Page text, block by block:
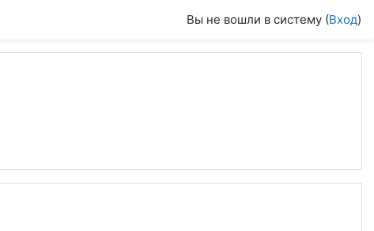
Вы не вошли в систему (Вход)